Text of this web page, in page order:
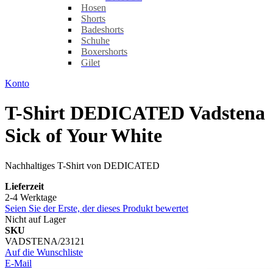
Hosen
Shorts
Badeshorts
Schuhe
Boxershorts
Gilet
Konto
T-Shirt DEDICATED Vadstena
Sick of Your White
Nachhaltiges T-Shirt von DEDICATED
Lieferzeit
2-4 Werktage
Seien Sie der Erste, der dieses Produkt bewertet
Nicht auf Lager
SKU
VADSTENA/23121
Auf die Wunschliste
E-Mail